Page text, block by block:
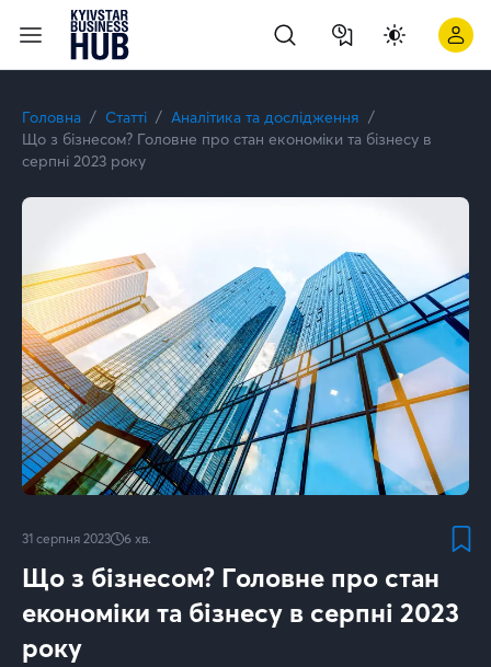
Головна Статті
Аналітика та дослідження
Що з бізнесом? Головне про стан економіки та бізнесу в
серпні 2023 року
31 серпня 2023 6 хв.
Що з бізнесом? Головне про стан
економіки та бізнесу в серпні 2023
року
Що з бізнесом? Головне про стан економіки та бізнесу в